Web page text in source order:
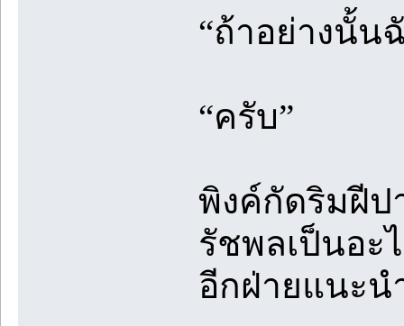
“ถ้าอย่างนั้น
“ครับ”
พิงค์กัดริมฝีป
รัชพลเป็นอะ
อีกฝ่ายแนะน